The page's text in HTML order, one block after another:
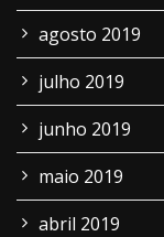
agosto 2019
julho 2019
junho 2019
maio 2019
abril 2019